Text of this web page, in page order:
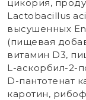
цикория,
Lactobacillus
высушенных
(пищевая
витамин D3,
L-аскорбил-2-
D-пантотенат
каротин,